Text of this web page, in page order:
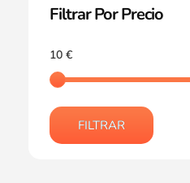
Filtrar Por Precio
10 €
FILTRAR